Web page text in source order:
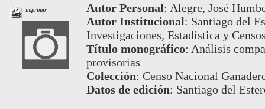
imprimir Autor Personal: Alegre, José
Autor Institucional: Santiago del
Investigaciones, Estadística y
Título monográfico: Análisis
provisorias
Colección: Censo Nacional
Datos de edición: Santiago del